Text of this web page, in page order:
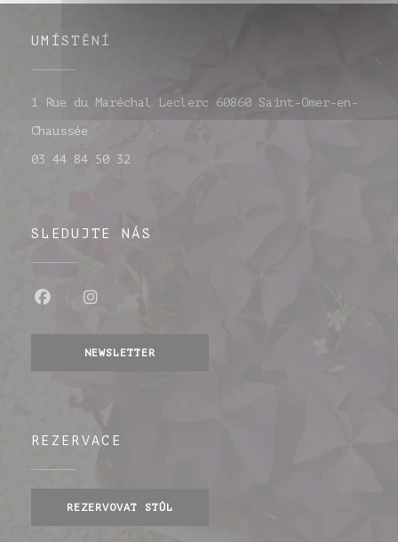
UMÍSTĚNÍ
1 Rue du Maréchal Leclerc 60860 Saint-Omer-en-
Chaussée((otevře se v novém okně))
03 44 84 50 32
SLEDUJTE NÁS
NEWSLETTER
REZERVACE
REZERVOVAT STŮL